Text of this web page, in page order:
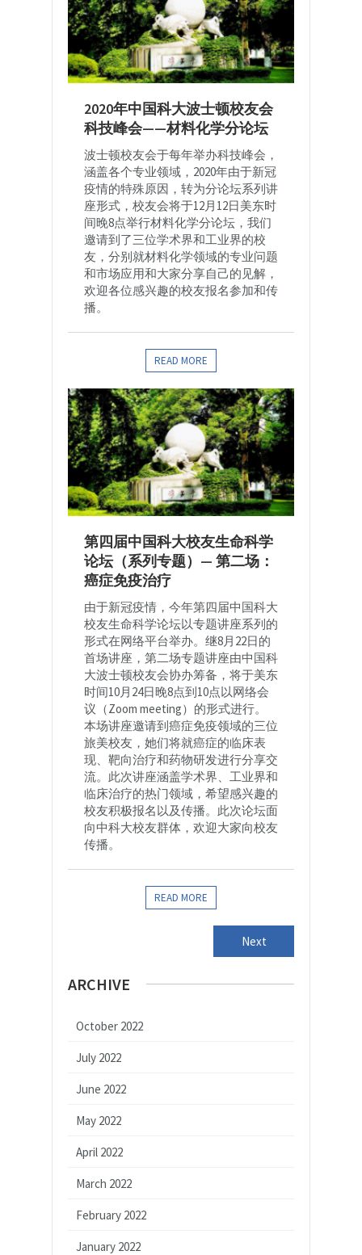
2020年中国科大波士顿校友会
科技峰会——材料化学分论坛
波士顿校友会于每年举办科技峰会，
涵盖各个专业领域，2020年由于新冠
疫情的特殊原因，转为分论坛系列讲
座形式，校友会将于12月12日美东时
间晚8点举行材料化学分论坛，我们
邀请到了三位学术界和工业界的校
友，分别就材料化学领域的专业问题
和市场应用和大家分享自己的见解，
欢迎各位感兴趣的校友报名参加和传
播。
READ MORE
第四届中国科大校友生命科学
论坛（系列专题）— 第二场：
癌症免疫治疗
由于新冠疫情，今年第四届中国科大
校友生命科学论坛以专题讲座系列的
形式在网络平台举办。继8月22日的
首场讲座，第二场专题讲座由中国科
大波士顿校友会协办筹备，将于美东
时间10月24日晚8点到10点以网络会
议（Zoom meeting）的形式进行。
本场讲座邀请到癌症免疫领域的三位
旅美校友，她们将就癌症的临床表
现、靶向治疗和药物研发进行分享交
流。此次讲座涵盖学术界、工业界和
临床治疗的热门领域，希望感兴趣的
校友积极报名以及传播。此次论坛面
向中科大校友群体，欢迎大家向校友
传播。
READ MORE
Next
ARCHIVE
October 2022
July 2022
June 2022
May 2022
April 2022
March 2022
February 2022
January 2022